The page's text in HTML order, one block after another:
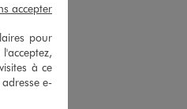
pour
à ce
e-
accepter